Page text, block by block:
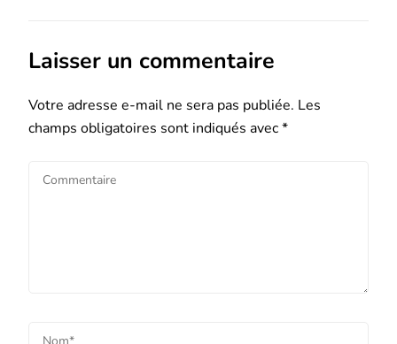
Laisser un commentaire
Votre adresse e-mail ne sera pas publiée. Les
champs obligatoires sont indiqués avec*